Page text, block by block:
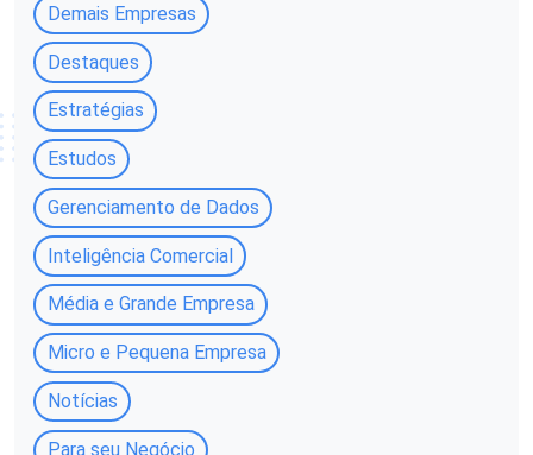
Demais Empresas
Destaques
Estratégias
Estudos
Gerenciamento de Dados
Inteligência Comercial
Média e Grande Empresa
Micro e Pequena Empresa
Notícias
Para seu Negócio